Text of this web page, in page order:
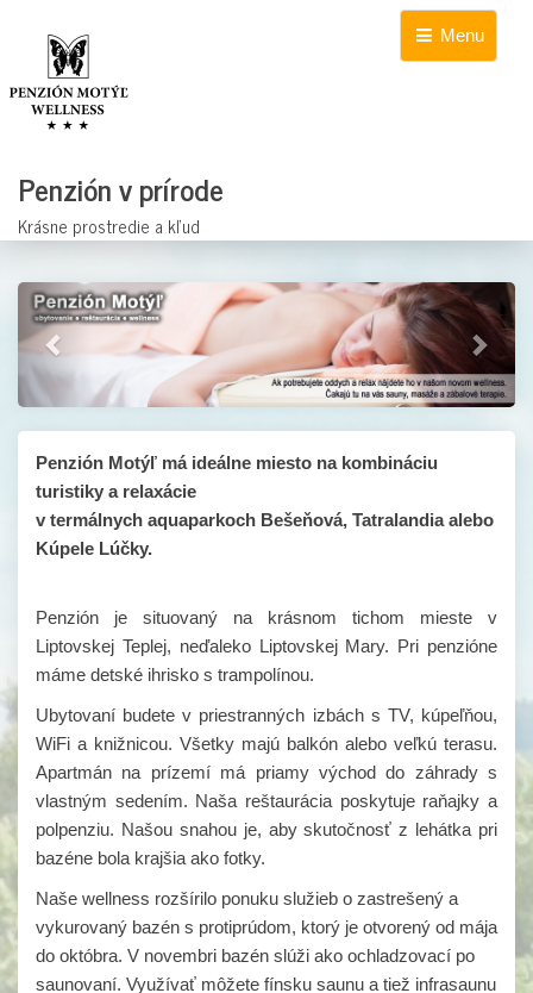
Menu
Penzión v prírode
Krásne prostredie a kľud
Předchozí Další
Penzión Motýľ má ideálne miesto na kombináciu
turistiky a relaxácie
v termálnych aquaparkoch Bešeňová, Tatralandia alebo
Kúpele Lúčky.
Penzión je situovaný na krásnom tichom mieste v
Liptovskej Teplej, neďaleko Liptovskej Mary. Pri penzióne
máme detské ihrisko s trampolínou.
Ubytovaní budete v priestranných izbách s TV, kúpeľňou,
WiFi a knižnicou. Všetky majú balkón alebo veľkú terasu.
Apartmán na prízemí má priamy východ do záhrady s
vlastným sedením. Naša reštaurácia poskytuje raňajky a
polpenziu. Našou snahou je, aby skutočnosť z lehátka pri
bazéne bola krajšia ako fotky.
Naše wellness rozšírilo ponuku služieb o zastrešený a
vykurovaný bazén s protiprúdom, ktorý je otvorený od mája
do októbra. V novembri bazén slúži ako ochladzovací po
saunovaní. Využívať môžete fínsku saunu a tiež infrasaunu